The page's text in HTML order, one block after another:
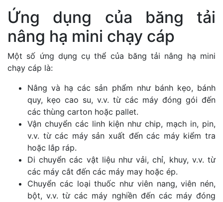
Ứng dụng của băng tải
nâng hạ mini chạy cáp
Một số ứng dụng cụ thể của băng tải nâng hạ mini
chạy cáp là:
Nâng và hạ các sản phẩm như bánh kẹo, bánh
quy, kẹo cao su, v.v. từ các máy đóng gói đến
các thùng carton hoặc pallet.
Vận chuyển các linh kiện như chip, mạch in, pin,
v.v. từ các máy sản xuất đến các máy kiểm tra
hoặc lắp ráp.
Di chuyển các vật liệu như vải, chỉ, khuy, v.v. từ
các máy cắt đến các máy may hoặc ép.
Chuyển các loại thuốc như viên nang, viên nén,
bột, v.v. từ các máy nghiền đến các máy đóng